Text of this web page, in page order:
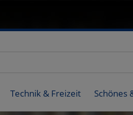
Technik & Freizeit Schönes